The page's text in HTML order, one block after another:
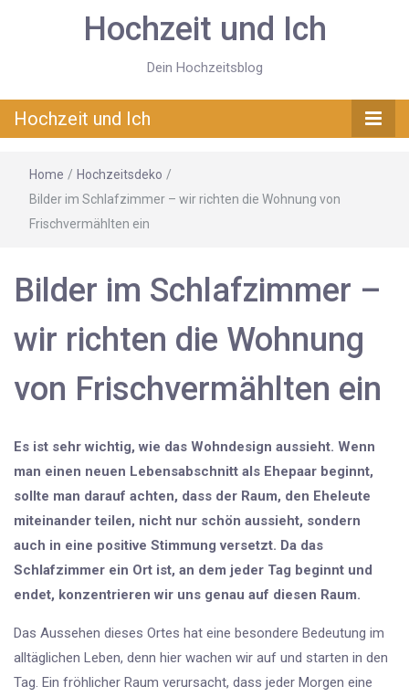
Hochzeit und Ich
Dein Hochzeitsblog
Hochzeit und Ich
Home / Hochzeitsdeko /
Bilder im Schlafzimmer – wir richten die Wohnung von
Frischvermählten ein
Bilder im Schlafzimmer –
wir richten die Wohnung
von Frischvermählten ein
Es ist sehr wichtig, wie das Wohndesign aussieht. Wenn
man einen neuen Lebensabschnitt als Ehepaar beginnt,
sollte man darauf achten, dass der Raum, den Eheleute
miteinander teilen, nicht nur schön aussieht, sondern
auch in eine positive Stimmung versetzt. Da das
Schlafzimmer ein Ort ist, an dem jeder Tag beginnt und
endet, konzentrieren wir uns genau auf diesen Raum.
Das Aussehen dieses Ortes hat eine besondere Bedeutung im
alltäglichen Leben, denn hier wachen wir auf und starten in den
Tag. Ein fröhlicher Raum verursacht, dass jeder Morgen eine